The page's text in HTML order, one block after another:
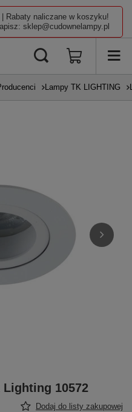
| Rabaty naliczane w koszyku!
sklep@cudownelampy.pl
Lampy TK LIGHTING
Lighting 10572
Dodaj do listy zakupowej